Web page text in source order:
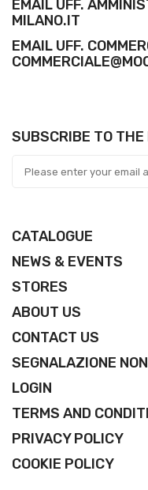
EMAIL UFF.
MILANO.IT
EMAIL UFF.
SUBSCRIBE TO
CATALOGUE
NEWS & EVENTS
STORES
ABOUT US
CONTACT US
SEGNALAZIONE
LOGIN
TERMS AND
PRIVACY POLICY
COOKIE POLICY